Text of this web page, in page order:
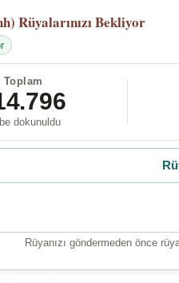
Rüyalarınızı Bekliyor
Toplam
dokunuldu
Rüyanızı göndermeden önce